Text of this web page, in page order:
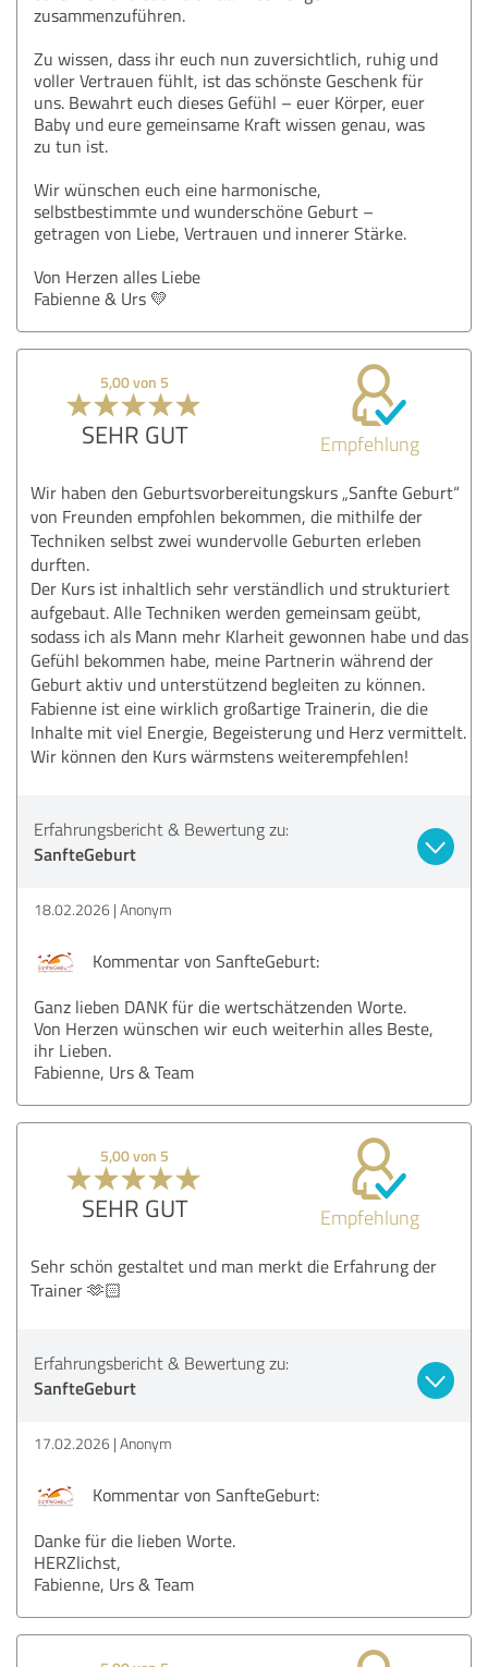
zusammenzuführen.
Zu wissen, dass ihr euch nun zuversichtlich, ruhig und
voller Vertrauen fühlt, ist das schönste Geschenk für
uns. Bewahrt euch dieses Gefühl – euer Körper, euer
Baby und eure gemeinsame Kraft wissen genau, was
zu tun ist.
Wir wünschen euch eine harmonische,
selbstbestimmte und wunderschöne Geburt –
getragen von Liebe, Vertrauen und innerer Stärke.
Von Herzen alles Liebe
Fabienne & Urs 💛
5,00 von 5
SEHR GUT Empfehlung
Wir haben den Geburtsvorbereitungskurs „Sanfte Geburt“
von Freunden empfohlen bekommen, die mithilfe der
Techniken selbst zwei wundervolle Geburten erleben
durften.
Der Kurs ist inhaltlich sehr verständlich und strukturiert
aufgebaut. Alle Techniken werden gemeinsam geübt,
sodass ich als Mann mehr Klarheit gewonnen habe und das
Gefühl bekommen habe, meine Partnerin während der
Geburt aktiv und unterstützend begleiten zu können.
Fabienne ist eine wirklich großartige Trainerin, die die
Inhalte mit viel Energie, Begeisterung und Herz vermittelt.
Wir können den Kurs wärmstens weiterempfehlen!
Erfahrungsbericht & Bewertung zu:
SanfteGeburt
18.02.2026 Anonym
Kommentar von SanfteGeburt:
Ganz lieben DANK für die wertschätzenden Worte.
Von Herzen wünschen wir euch weiterhin alles Beste,
ihr Lieben.
Fabienne, Urs & Team
5,00 von 5
SEHR GUT Empfehlung
Sehr schön gestaltet und man merkt die Erfahrung der
Trainer 🫶🏻
Erfahrungsbericht & Bewertung zu:
SanfteGeburt
17.02.2026 Anonym
Kommentar von SanfteGeburt:
Danke für die lieben Worte.
HERZlichst,
Fabienne, Urs & Team